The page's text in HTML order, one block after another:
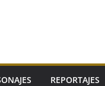
REPORTAJES